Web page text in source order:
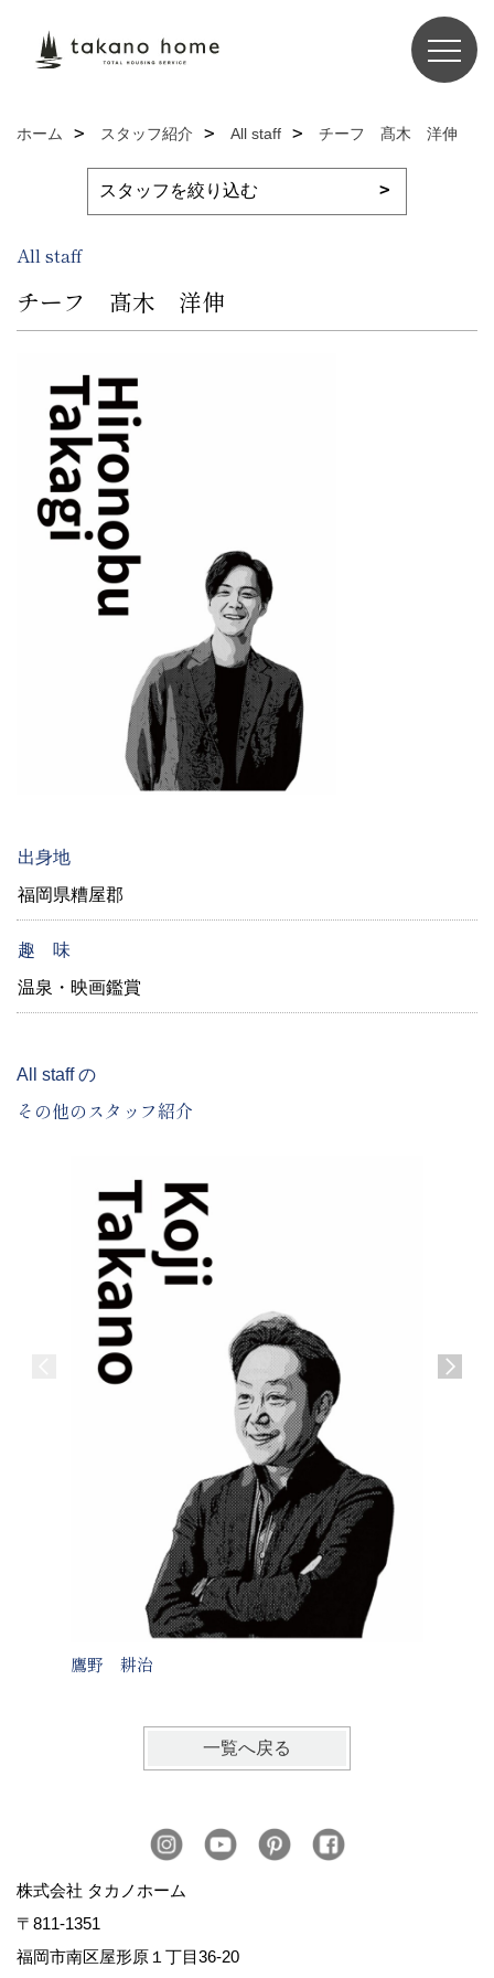
ホーム スタッフ紹介 All staff チーフ 髙木 洋伸
All staff
チーフ 髙木 洋伸
出身地
福岡県糟屋郡
趣 味
温泉・映画鑑賞
All staff の
その他のスタッフ紹介
鷹野 耕治
一覧へ戻る
株式会社 タカノホーム
〒811-1351
福岡市南区屋形原１丁目36-20